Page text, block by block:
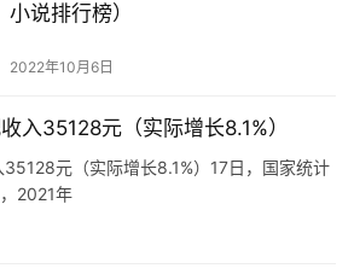
小说排行榜）
2022年10月6日
入35128元（实际增长8.1%）
元（实际增长8.1%）17日，国家统计
2021年